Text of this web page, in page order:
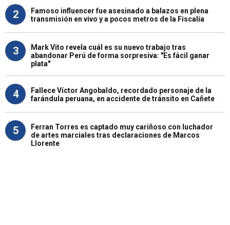
2
Famoso influencer fue asesinado a balazos en plena
transmisión en vivo y a pocos metros de la Fiscalía
3
Mark Vito revela cuál es su nuevo trabajo tras
abandonar Perú de forma sorpresiva: "Es fácil ganar
plata"
4
Fallece Víctor Angobaldo, recordado personaje de la
farándula peruana, en accidente de tránsito en Cañete
5
Ferran Torres es captado muy cariñoso con luchador
de artes marciales tras declaraciones de Marcos
Llorente